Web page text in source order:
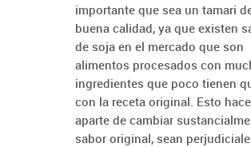
importante que sea un tamari
buena calidad, ya que existen
de soja en el mercado que son
alimentos procesados con
ingredientes que poco tienen
con la receta original. Esto
aparte de cambiar
sabor original, sean